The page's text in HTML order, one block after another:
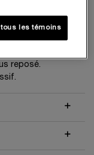
une noisette de
l’œil et massez de
les cernes, les
reposé.
les témoins